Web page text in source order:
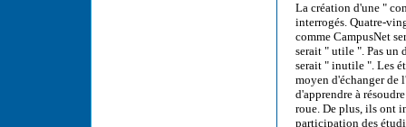
La création d'une "
interrogés. Quatre-
comme CampusNet
serait " utile ". Pas un
serait " inutile ". Les
moyen d'échanger de
d'apprendre à
roue. De plus, ils ont
participation des